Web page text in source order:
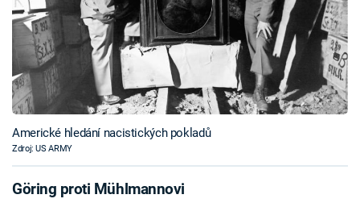
Americké hledání nacistických pokladů
Zdroj: US ARMY
Göring proti Mühlmannovi